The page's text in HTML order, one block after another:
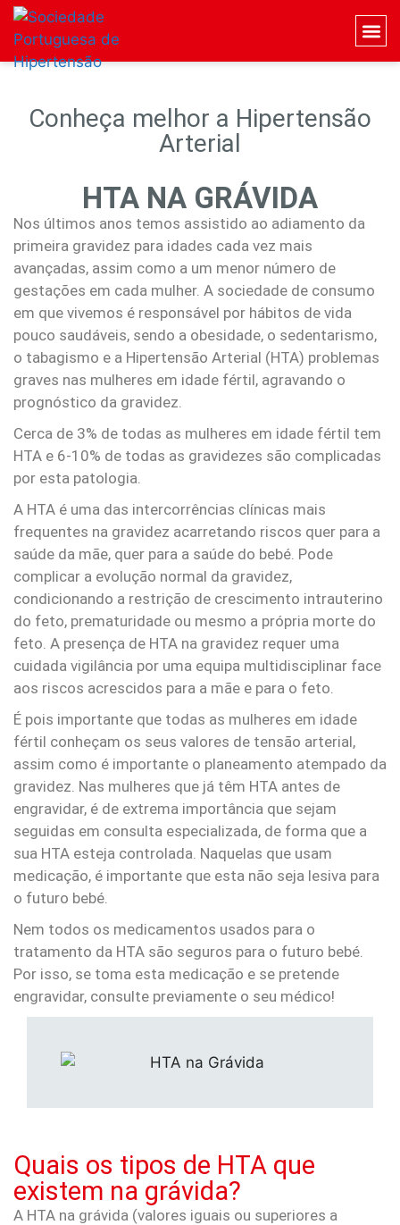
Conheça melhor a Hipertensão
Arterial
HTA NA GRÁVIDA
Nos últimos anos temos assistido ao adiamento da
primeira gravidez para idades cada vez mais
avançadas, assim como a um menor número de
gestações em cada mulher. A sociedade de consumo
em que vivemos é responsável por hábitos de vida
pouco saudáveis, sendo a obesidade, o sedentarismo,
o tabagismo e a Hipertensão Arterial (HTA) problemas
graves nas mulheres em idade fértil, agravando o
prognóstico da gravidez.
Cerca de 3% de todas as mulheres em idade fértil tem
HTA e 6-10% de todas as gravidezes são complicadas
por esta patologia.
A HTA é uma das intercorrências clínicas mais
frequentes na gravidez acarretando riscos quer para a
saúde da mãe, quer para a saúde do bebé. Pode
complicar a evolução normal da gravidez,
condicionando a restrição de crescimento intrauterino
do feto, prematuridade ou mesmo a própria morte do
feto. A presença de HTA na gravidez requer uma
cuidada vigilância por uma equipa multidisciplinar face
aos riscos acrescidos para a mãe e para o feto.
É pois importante que todas as mulheres em idade
fértil conheçam os seus valores de tensão arterial,
assim como é importante o planeamento atempado da
gravidez. Nas mulheres que já têm HTA antes de
engravidar, é de extrema importância que sejam
seguidas em consulta especializada, de forma que a
sua HTA esteja controlada. Naquelas que usam
medicação, é importante que esta não seja lesiva para
o futuro bebé.
Nem todos os medicamentos usados para o
tratamento da HTA são seguros para o futuro bebé.
Por isso, se toma esta medicação e se pretende
engravidar, consulte previamente o seu médico!
Quais os tipos de HTA que
existem na grávida?
A HTA na grávida (valores iguais ou superiores a